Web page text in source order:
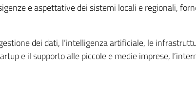
e aspettative dei sistemi locali e regionali,
dei dati, l’intelligenza artificiale, le
e il supporto alle piccole e medie imprese,